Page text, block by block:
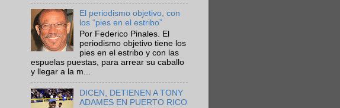
El periodismo objetivo, con
los “pies en el estribo”
Por Federico Pinales. El
periodismo objetivo tiene los
pies en el estribo y con las
espuelas puestas, para arrear su caballo
y llegar a la m...
DICEN, DETIENEN A TONY
ADAMES EN PUERTO RICO